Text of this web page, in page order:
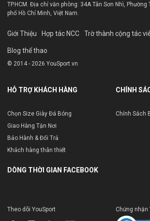
TP.HCM. Địa chỉ văn phòng: 34A Tân Sơn Nhì, Phường
phố Hồ Chí Minh, Việt Nam.
Giới Thiệu Hợp tác NCC Trờ thành cộng tác
Blog thể thao
© 2014 - 2026 YouSport.vn
HỖ TRỢ KHÁCH HÀNG
Chọn Size Giày Đá Bóng
Giao Hàng Tận Nơi
Bảo Hành & Đổi Trả
Khách hàng thân thiết
CHÍNH
Chính Sách
DÒNG THỜI GIAN FACEBOOK
Theo dõi YouSport Chứng nhận